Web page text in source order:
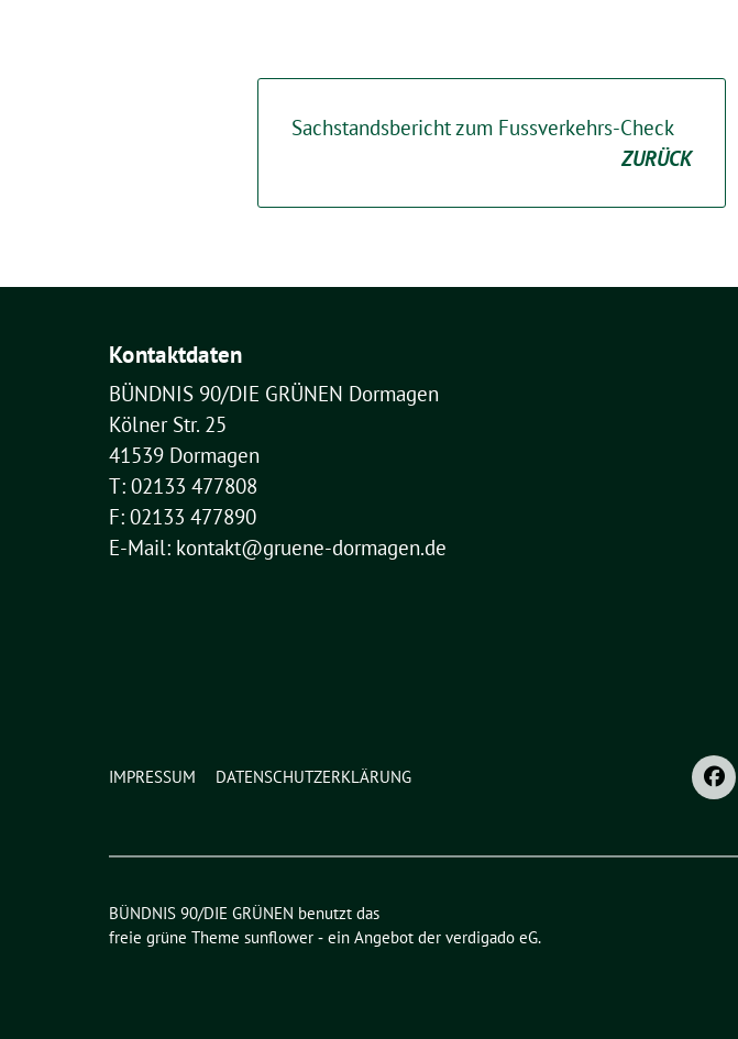
Sachstandsbericht zum Fussverkehrs-Check
ZURÜCK
Kontaktdaten
BÜNDNIS 90/DIE GRÜNEN Dormagen
Kölner Str. 25
41539 Dormagen
T: 02133 477808
F: 02133 477890
E-Mail: kontakt@gruene-dormagen.de
IMPRESSUM DATENSCHUTZERKLÄRUNG
BÜNDNIS 90/DIE GRÜNEN benutzt das
freie grüne Theme sunflower ‐ ein Angebot der verdigado eG.